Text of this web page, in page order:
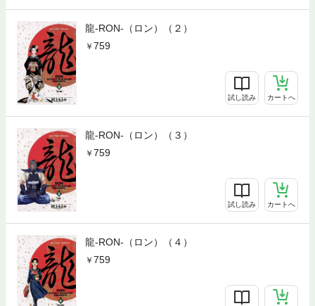
龍-RON-（ロン）（２）
759
試し読み カートへ
龍-RON-（ロン）（３）
759
試し読み カートへ
龍-RON-（ロン）（４）
759